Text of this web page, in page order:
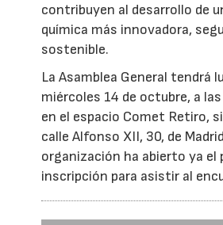
contribuyen al desarrollo de
química más innovadora,
sostenible.
La Asamblea General tendrá
miércoles 14 de octubre, a
en el espacio Comet Retiro,
calle Alfonso XII, 30, de
organización ha abierto ya el
inscripción para asistir al